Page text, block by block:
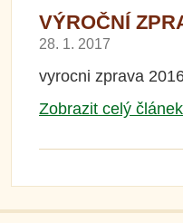
VÝROČNÍ
28. 1. 2017
vyrocni zprava
Zobrazit celý článek